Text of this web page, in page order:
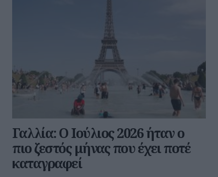
Γαλλία: Ο Ιούλιος 2026 ήταν ο
πιο ζεστός μήνας που έχει ποτέ
καταγραφεί